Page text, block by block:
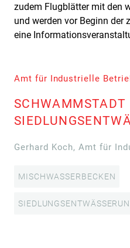
zudem Flugblätter mit den
und werden vor Beginn der
eine
Amt für Industrielle
Gerhard Koch, Amt für
MISCHWASSERBECKEN